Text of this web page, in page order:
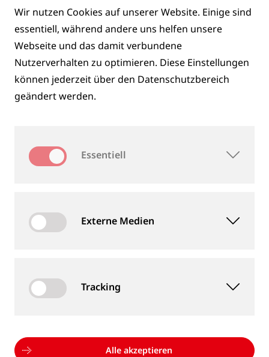
01.10.2025
Gruppengesellschaft mit Sitz in Mailand,
Mit dem neuen Namen verdeutlicht Goldschmidt
1950, als Thermit Italiana, gegründet 1945, der
Goldschmidt-Gruppe beitrat und schließlich im Jahr
Unser Team in Mailand unterstützt die
Wir nutzen Cookies auf unserer Website. Einige sind
essentiell, während andere uns helfen unsere
Webseite und das damit verbundene
Nutzerverhalten zu optimieren. Diese Einstellungen
können jederzeit über den Datenschutzbereich
geändert werden.
Essentiell
Externe Medien
Tracking
Alle akzeptieren